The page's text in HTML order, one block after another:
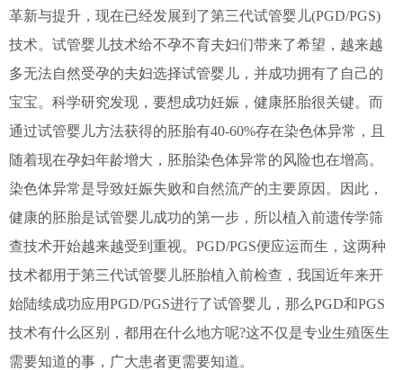
革新与提升，现在已经发展到了第三代试管婴儿(PGD/PGS)
技术。试管婴儿技术给不孕不育夫妇们带来了希望，越来越
多无法自然受孕的夫妇选择试管婴儿，并成功拥有了自己的
宝宝。科学研究发现，要想成功妊娠，健康胚胎很关键。而
通过试管婴儿方法获得的胚胎有40-60%存在染色体异常，且
随着现在孕妇年龄增大，胚胎染色体异常的风险也在增高。
染色体异常是导致妊娠失败和自然流产的主要原因。因此，
健康的胚胎是试管婴儿成功的第一步，所以植入前遗传学筛
查技术开始越来越受到重视。PGD/PGS便应运而生，这两种
技术都用于第三代试管婴儿胚胎植入前检查，我国近年来开
始陆续成功应用PGD/PGS进行了试管婴儿，那么PGD和PGS
技术有什么区别，都用在什么地方呢?这不仅是专业生殖医生
需要知道的事，广大患者更需要知道。